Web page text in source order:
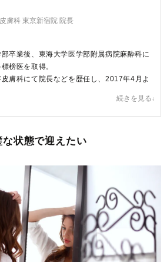
膚科 東京新宿院 院長
卒業後、東海大学医学部附属病院麻酔科に
榜医を取得。
膚科にて院長などを歴任し、2017年4月よ
続きを見る
状態で迎えたい